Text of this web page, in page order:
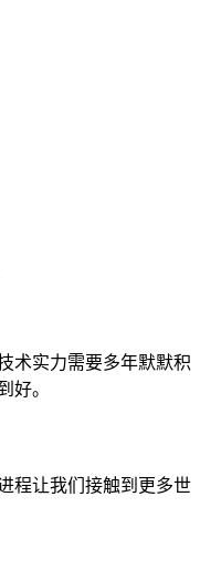
术实力需要多年默默积
好。
程让我们接触到更多世